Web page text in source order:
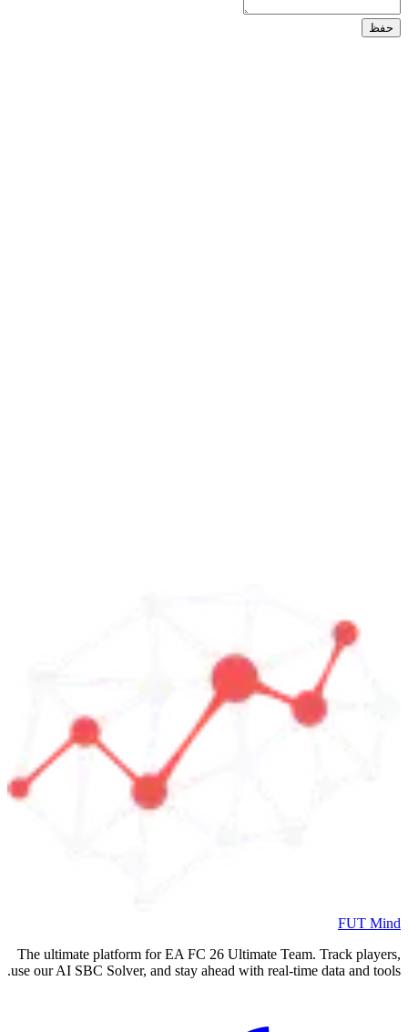
The ultimate platform for EA FC
use our AI SBC Solver, and stay